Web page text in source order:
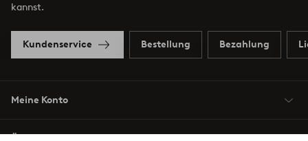
kannst.
Kundenservice Bestellung Bezahlung
Meine Konto